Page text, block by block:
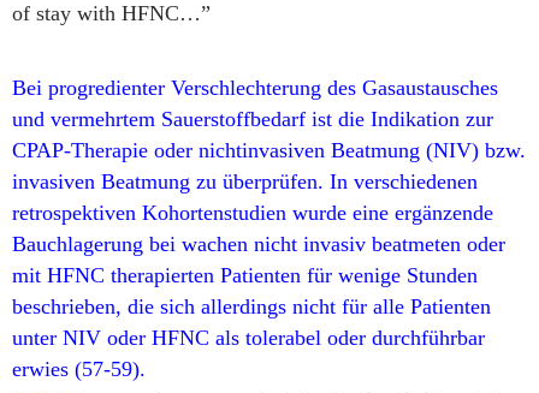
of stay with HFNC…”
Bei progredienter Verschlechterung des Gasaustausches
und vermehrtem Sauerstoffbedarf ist die Indikation zur
CPAP-Therapie oder nichtinvasiven Beatmung (NIV) bzw.
invasiven Beatmung zu überprüfen. In verschiedenen
retrospektiven Kohortenstudien wurde eine ergänzende
Bauchlagerung bei wachen nicht invasiv beatmeten oder
mit HFNC therapierten Patienten für wenige Stunden
beschrieben, die sich allerdings nicht für alle Patienten
unter NIV oder HFNC als tolerabel oder durchführbar
erwies (57-59).